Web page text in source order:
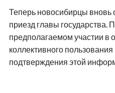
Теперь новосибирцы
приезд главы государства.
предполагаемом участии в
коллективного
подтверждения этой